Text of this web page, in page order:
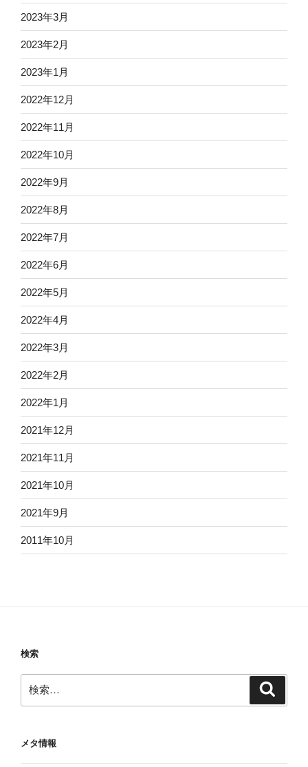
2023年3月
2023年2月
2023年1月
2022年12月
2022年11月
2022年10月
2022年9月
2022年8月
2022年7月
2022年6月
2022年5月
2022年4月
2022年3月
2022年2月
2022年1月
2021年12月
2021年11月
2021年10月
2021年9月
2011年10月
検索
索:
メタ情報